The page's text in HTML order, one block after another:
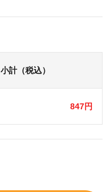
小計（税込）
847円